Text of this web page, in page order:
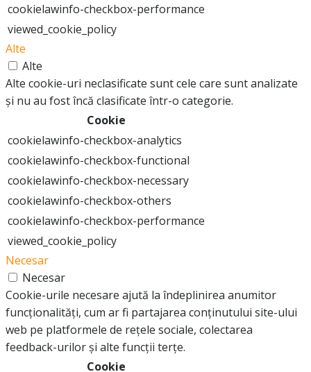
cookielawinfo-checkbox-performance
viewed_cookie_policy
Alte
Alte
Alte cookie-uri neclasificate sunt cele care sunt analizate
și nu au fost încă clasificate într-o categorie.
Cookie
cookielawinfo-checkbox-analytics
cookielawinfo-checkbox-functional
cookielawinfo-checkbox-necessary
cookielawinfo-checkbox-others
cookielawinfo-checkbox-performance
viewed_cookie_policy
Necesar
Necesar
Cookie-urile necesare ajută la îndeplinirea anumitor
funcționalități, cum ar fi partajarea conținutului site-ului
web pe platformele de rețele sociale, colectarea
feedback-urilor și alte funcții terțe.
Cookie